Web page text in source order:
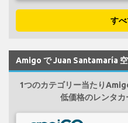
す
Amigo で Juan Santamaría
1つのカテゴリー当たり
低価格のレンタ